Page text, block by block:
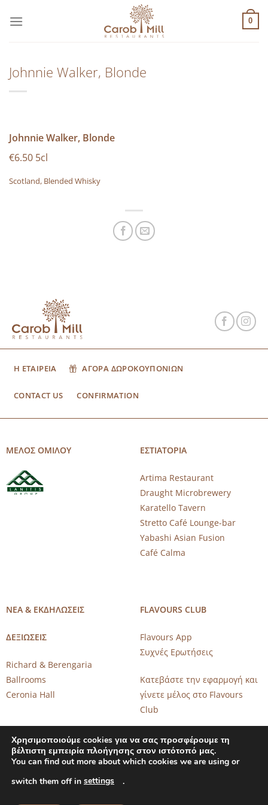
στο
0
Johnnie Walker, Blonde
Johnnie Walker, Blonde
€6.50 5cl
Scotland, Blended Whisky
Η ΕΤΑΙΡΕΙΑ ΑΓΟΡΑ ΔΩΡΟΚΟΥΠΟΝΙΩΝ
CONTACT US CONFIRMATION
ΜΕΛΟΣ ΟΜΙΛΟΥ ΕΣΤΙΑΤΟΡΙΑ
Artima Restaurant
Draught Microbrewery
Karatello Tavern
Stretto Café Lounge-bar
Yabashi Asian Fusion
Café Calma
ΝΕΑ & ΕΚΔΗΛΩΣΕΙΣ
ΔΕΞΙΩΣΕΙΣ
Richard & Berengaria
Ballrooms
Ceronia Hall
FLAVOURS CLUB
Flavours App
Συχνές Ερωτήσεις
Κατεβάστε την εφαρμογή και
γίνετε μέλος στο Flavours
Club
Χρησιμοποιούμε cookies για να σας προσφέρουμε τη
βέλτιστη εμπειρία πλοήγησης στον ιστότοπό μας.
You can find out more about which cookies we are using or
switch them off in settings .